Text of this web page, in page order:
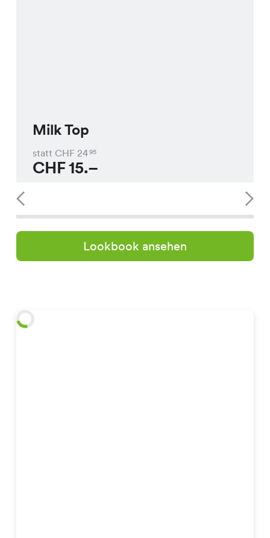
Milk Top
statt CHF 2495
CHF15.–
Lookbook ansehen